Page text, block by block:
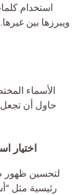
استخدام
ويبرزها بين
الأسماء
حاول أن تجعل
6.
لتحسين ظهور
رئيسية مثل